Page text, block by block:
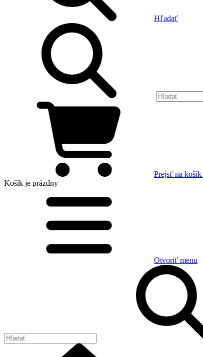
Hľadať
Prejsť na košík
Košík je prázdny
Otvoriť menu